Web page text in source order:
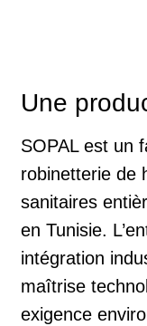
Une
SOPAL est un
robinetterie de
sanitaires
en Tunisie.
intégration
maîtrise
exigence